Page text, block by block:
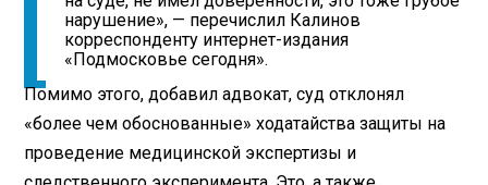
нарушение», — перечислил Калинов
корреспонденту интернет-издания
«Подмосковье сегодня».
Помимо этого, добавил адвокат, суд отклонял
«более чем обоснованные» ходатайства защиты на
проведение медицинской экспертизы и